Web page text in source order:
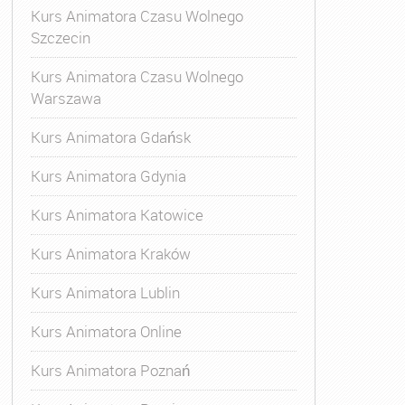
Kurs Animatora Czasu Wolnego
Szczecin
Kurs Animatora Czasu Wolnego
Warszawa
Kurs Animatora Gdańsk
Kurs Animatora Gdynia
Kurs Animatora Katowice
Kurs Animatora Kraków
Kurs Animatora Lublin
Kurs Animatora Online
Kurs Animatora Poznań